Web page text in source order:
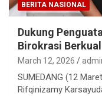
BERITA NASIONAL
Dukung
Birokrasi
March 12, 2026
SUMEDANG (12
Rifqinizamy